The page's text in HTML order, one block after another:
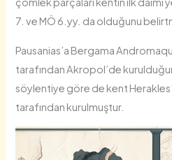
7. ve MÖ 6.yy. da olduğunu
Pausanias’a Bergama
tarafından Akropol’de
söylentiye göre de kent
tarafından kurulmuştur.